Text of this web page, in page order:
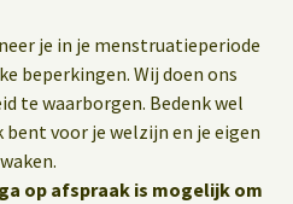
je in je menstruatieperiode
beperkingen. Wij doen ons
te waarborgen. Bedenk wel
voor je welzijn en je eigen
op afspraak is mogelijk om